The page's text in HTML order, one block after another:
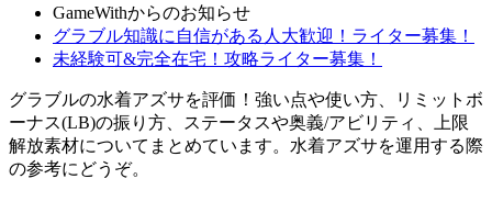
GameWithからのお知らせ
グラブル知識に自信がある人大歓迎！ライター募集！
未経験可&完全在宅！攻略ライター募集！
グラブルの水着アズサを評価！強い点や使い方、リミットボ
ーナス(LB)の振り方、ステータスや奥義/アビリティ、上限
解放素材についてまとめています。水着アズサを運用する際
の参考にどうぞ。